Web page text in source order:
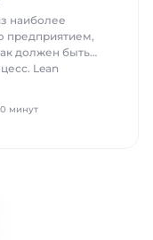
наиболее
предприятием,
должен быть
Lean
— больше
минут